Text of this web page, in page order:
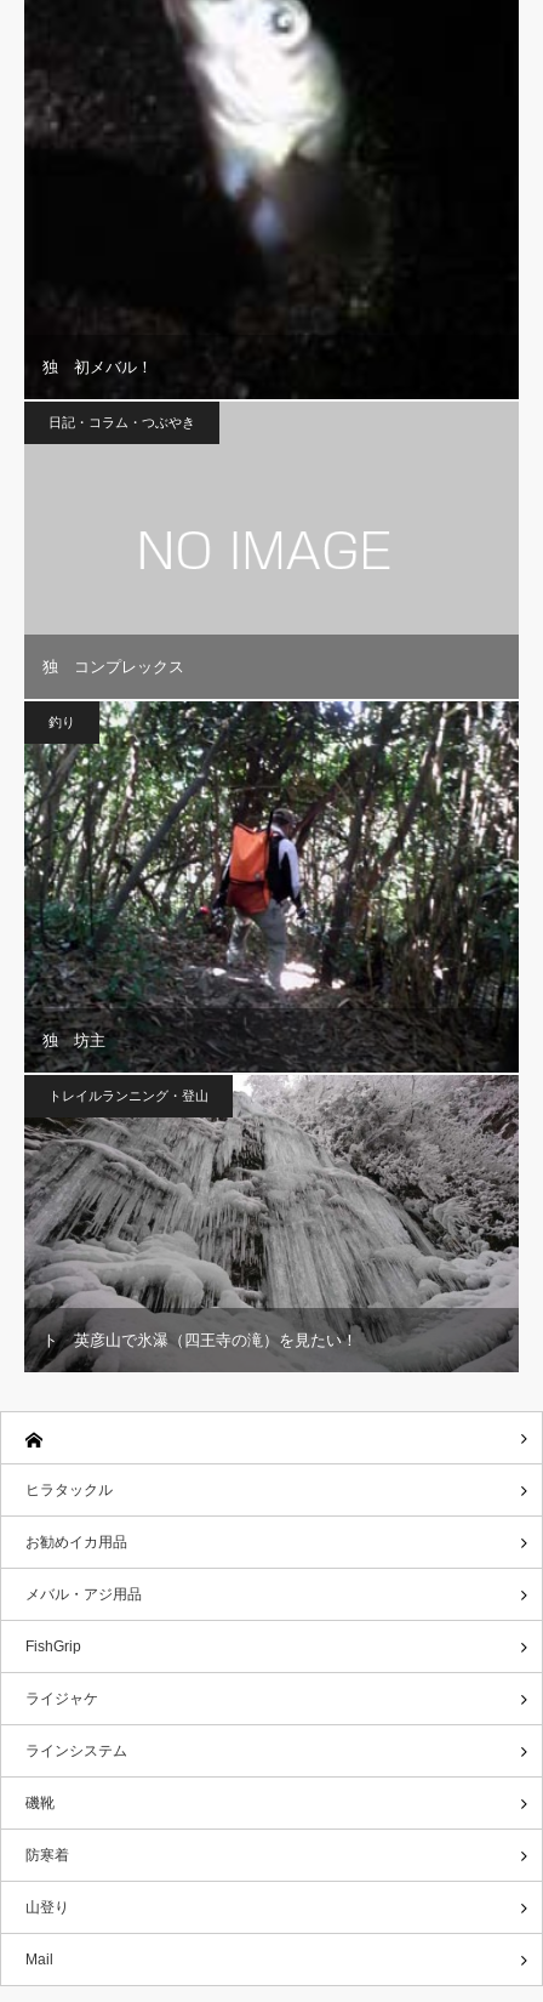
独 初メバル！
日記・コラム・つぶやき
独 コンプレックス
釣り
独 坊主
トレイルランニング・登山
ト 英彦山で氷瀑（四王寺の滝）を見たい！
ヒラタックル
お勧めイカ用品
メバル・アジ用品
FishGrip
ライジャケ
ラインシステム
磯靴
防寒着
山登り
Mail